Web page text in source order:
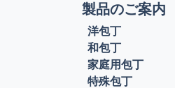
製品のご案内
洋包丁
和包丁
家庭用包丁
特殊包丁